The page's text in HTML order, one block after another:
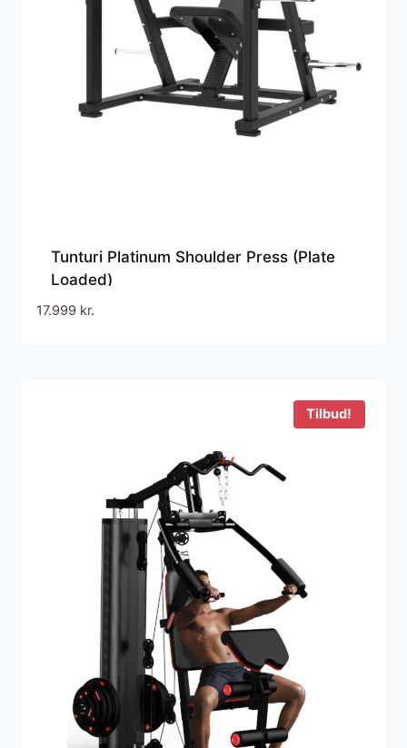
Tunturi Platinum Shoulder Press (Plate
Loaded)
17.999 kr.
Tilbud!